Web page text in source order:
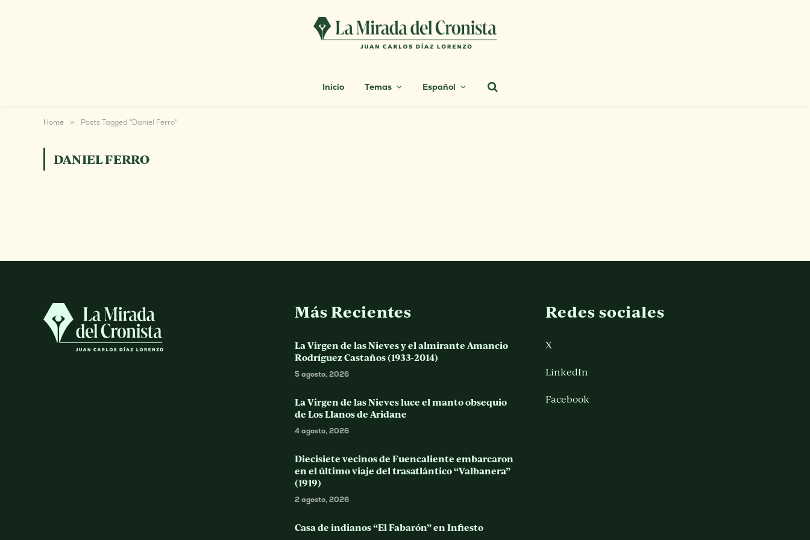
Inicio Temas Español
Home » Posts Tagged "Daniel Ferro"
DANIEL FERRO
Más Recientes
La Virgen de las Nieves y el almirante Amancio
Rodríguez Castaños (1933-2014)
5 agosto, 2026
La Virgen de las Nieves luce el manto obsequio
de Los Llanos de Aridane
4 agosto, 2026
Diecisiete vecinos de Fuencaliente embarcaron
en el último viaje del trasatlántico “Valbanera”
(1919)
2 agosto, 2026
Casa de indianos “El Fabarón” en Infiesto
Redes sociales
X
LinkedIn
Facebook